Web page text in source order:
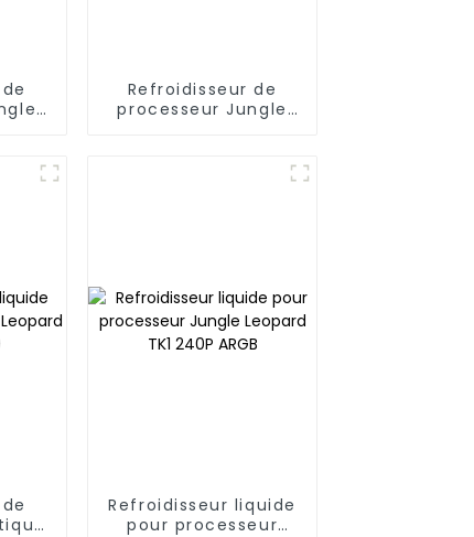
Refroidisseur de
processeur Jungle
Refroidisseur liquide
pour processeur